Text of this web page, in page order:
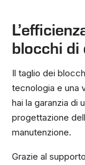
blocchi
Il taglio dei
tecnologia e una
hai la garanzia di
progettazione
manutenzione.
Grazie al